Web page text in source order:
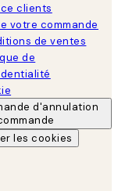
clients
votre commande
de ventes
de
d'annulation
les cookies